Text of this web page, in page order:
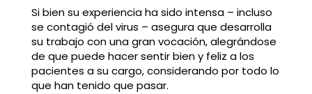
Si bien su experiencia ha sido intensa – incluso
se contagió del virus – asegura que desarrolla
su trabajo con una gran vocación, alegrándose
de que puede hacer sentir bien y feliz a los
pacientes a su cargo, considerando por todo lo
que han tenido que pasar.